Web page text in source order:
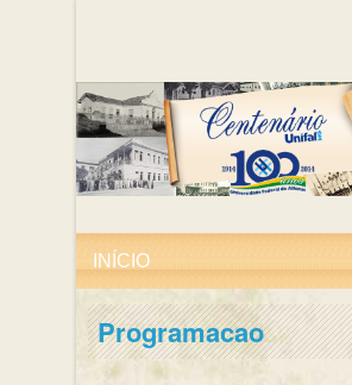
Programacao